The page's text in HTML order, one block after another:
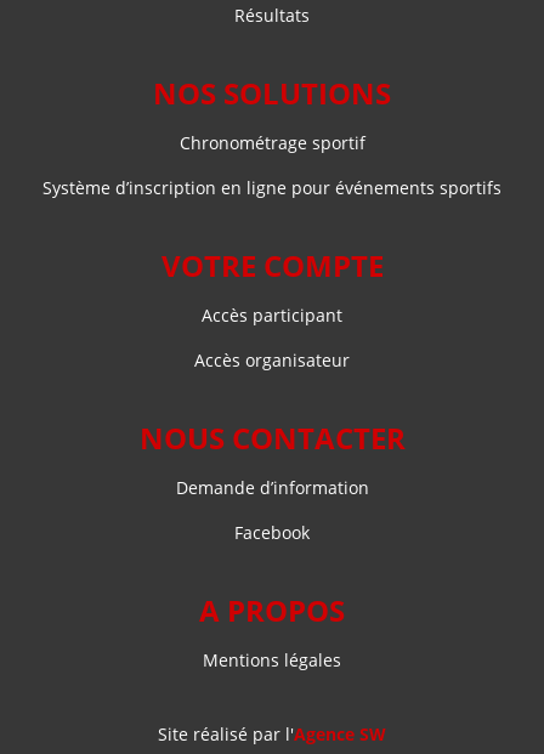
Résultats
NOS SOLUTIONS
Chronométrage sportif
Système d’inscription en ligne pour événements sportifs
VOTRE COMPTE
Accès participant
Accès organisateur
NOUS CONTACTER
Demande d’information
Facebook
A PROPOS
Mentions légales
Site réalisé par l'Agence SW